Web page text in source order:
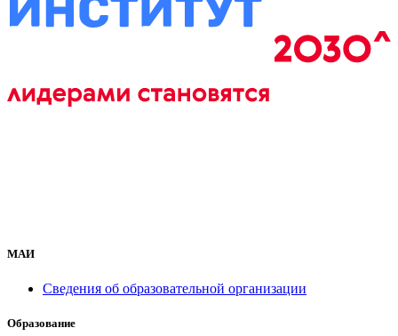
МАИ
Сведения об образовательной организации
Образование